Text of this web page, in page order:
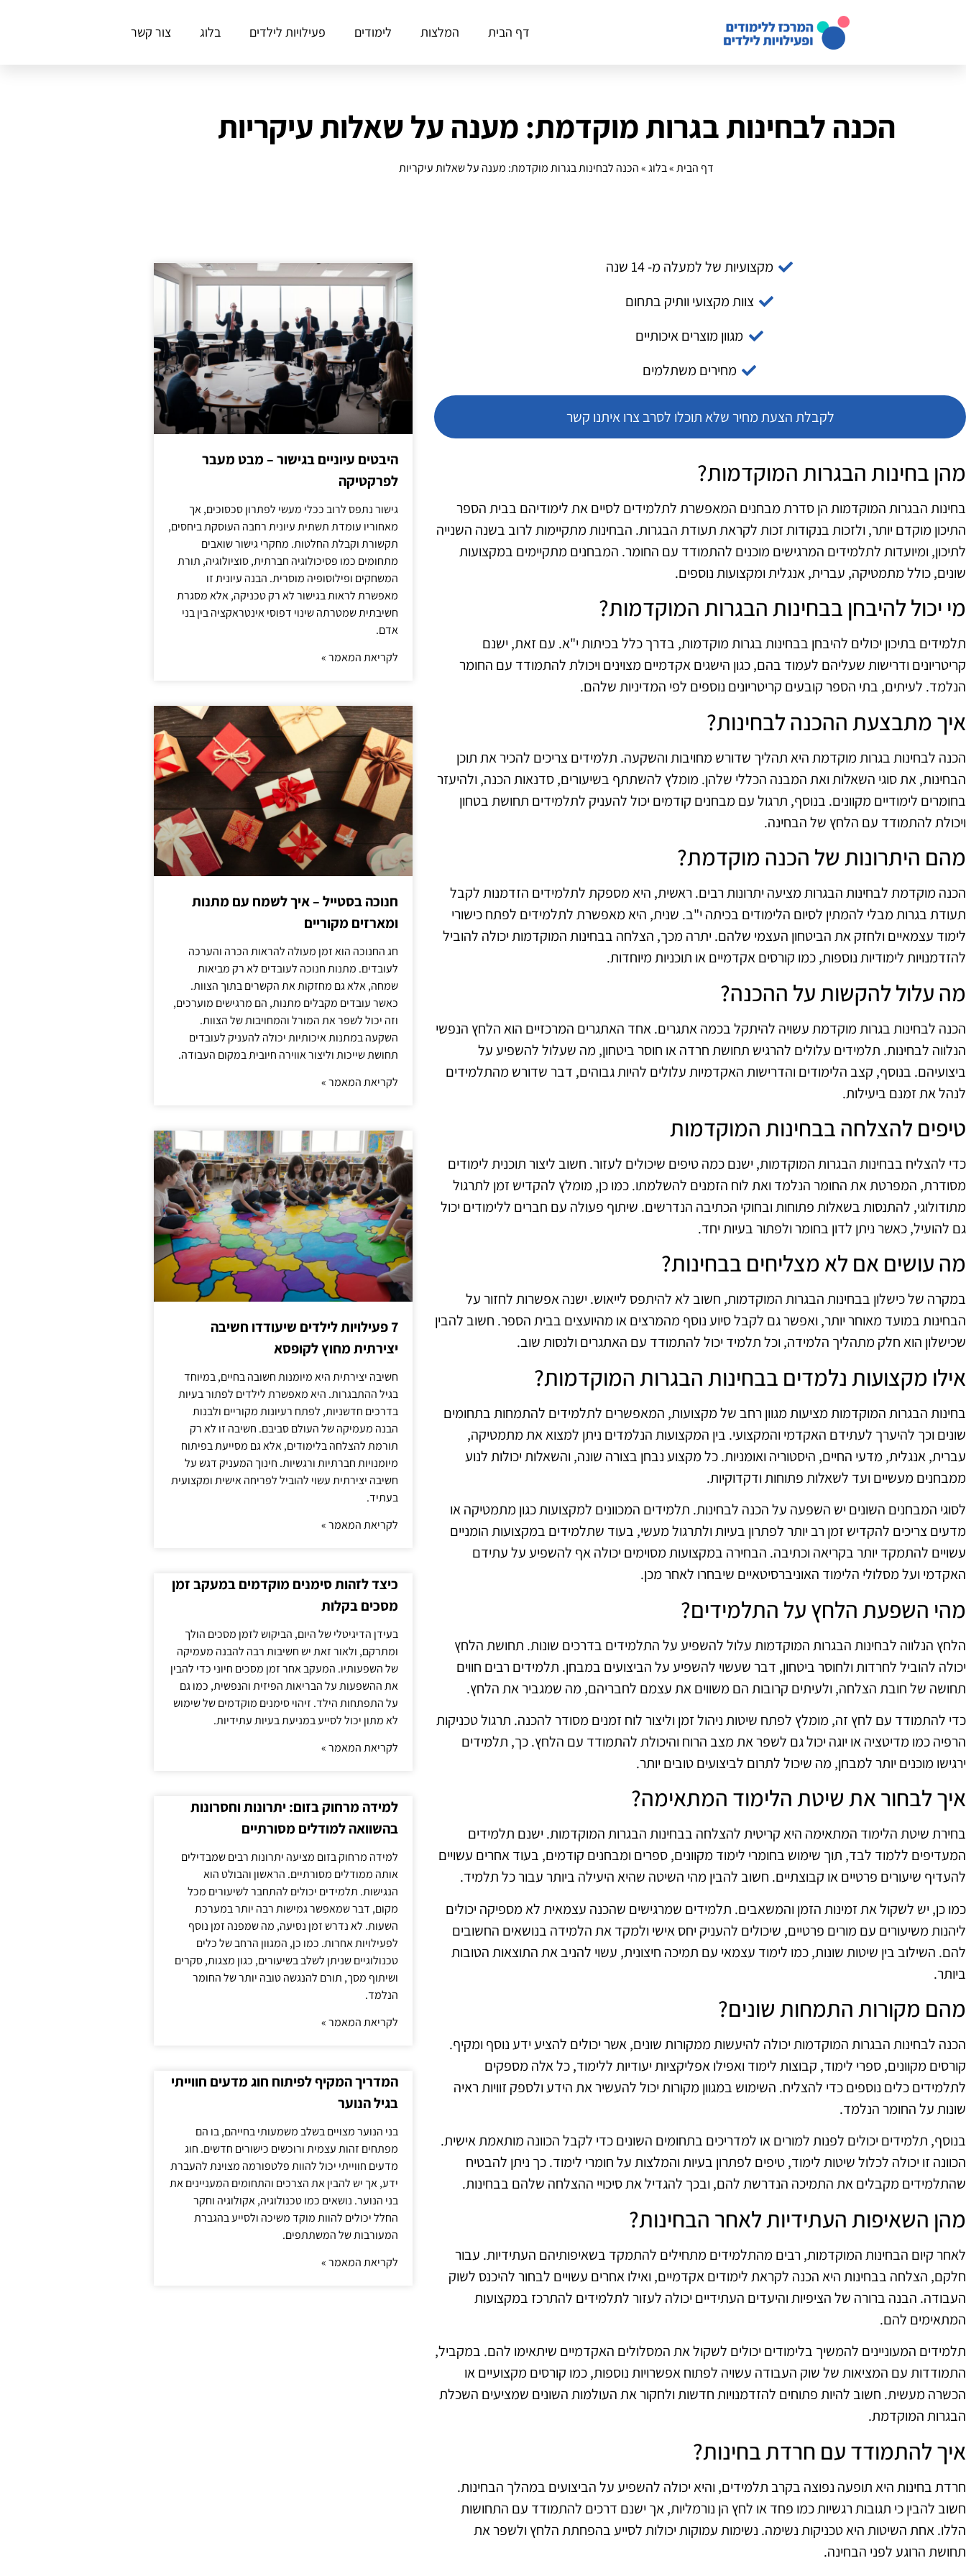
דף הבית המלצות לימודים פעילויות לילדים בלוג צור קשר
הכנה לבחינות בגרות מוקדמת: מענה על שאלות עיקריות
דף הבית»בלוג»הכנה לבחינות בגרות מוקדמת: מענה על שאלות עיקריות
מקצועיות של למעלה מ- 14 שנה
צוות מקצועי וותיק בתחום
מגוון מוצרים איכותיים
מחירים משתלמים
לקבלת הצעת מחיר שלא תוכלו לסרב צרו איתנו קשר
מהן בחינות הבגרות המוקדמות?
בחינות הבגרות המוקדמות הן סדרת מבחנים המאפשרת לתלמידים לסיים את לימודיהם בבית הספר
התיכון מוקדם יותר, ולזכות בנקודות זכות לקראת תעודת הבגרות. הבחינות מתקיימות לרוב בשנה השנייה
לתיכון, ומיועדות לתלמידים המרגישים מוכנים להתמודד עם החומר. המבחנים מתקיימים במקצועות
שונים, כולל מתמטיקה, עברית, אנגלית ומקצועות נוספים.
מי יכול להיבחן בבחינות הבגרות המוקדמות?
תלמידים בתיכון יכולים להיבחן בבחינות בגרות מוקדמות, בדרך כלל בכיתות י"א. עם זאת, ישנם
קריטריונים ודרישות שעליהם לעמוד בהם, כגון הישגים אקדמיים מצוינים ויכולת להתמודד עם החומר
הנלמד. לעיתים, בתי הספר קובעים קריטריונים נוספים לפי המדיניות שלהם.
איך מתבצעת ההכנה לבחינות?
הכנה לבחינות בגרות מוקדמת היא תהליך שדורש מחויבות והשקעה. תלמידים צריכים להכיר את תוכן
הבחינות, את סוגי השאלות ואת המבנה הכללי שלהן. מומלץ להשתתף בשיעורים, סדנאות הכנה, ולהיעזר
בחומרים לימודיים מקוונים. בנוסף, תרגול עם מבחנים קודמים יכול להעניק לתלמידים תחושת בטחון
ויכולת להתמודד עם הלחץ של הבחינה.
מהם היתרונות של הכנה מוקדמת?
הכנה מוקדמת לבחינות הבגרות מציעה יתרונות רבים. ראשית, היא מספקת לתלמידים הזדמנות לקבל
תעודת בגרות מבלי להמתין לסיום הלימודים בכיתה י"ב. שנית, היא מאפשרת לתלמידים לפתח כישורי
לימוד עצמאיים ולחזק את הביטחון העצמי שלהם. יתרה מכך, הצלחה בבחינות המוקדמות יכולה להוביל
להזדמנויות לימודיות נוספות, כמו קורסים אקדמיים או תוכניות מיוחדות.
מה עלול להקשות על ההכנה?
הכנה לבחינות בגרות מוקדמת עשויה להיתקל בכמה אתגרים. אחד האתגרים המרכזיים הוא הלחץ הנפשי
הנלווה לבחינות. תלמידים עלולים להרגיש תחושת חרדה או חוסר ביטחון, מה שעלול להשפיע על
ביצועיהם. בנוסף, קצב הלימודים והדרישות האקדמיות עלולים להיות גבוהים, דבר שדורש מהתלמידים
לנהל את זמנם ביעילות.
טיפים להצלחה בבחינות המוקדמות
כדי להצליח בבחינות הבגרות המוקדמות, ישנם כמה טיפים שיכולים לעזור. חשוב ליצור תוכנית לימודים
מסודרת, המפרטת את החומר הנלמד ואת לוח הזמנים להשלמתו. כמו כן, מומלץ להקדיש זמן לתרגול
מתודולוגי, להתנסות בשאלות פתוחות ובחוקי הכתיבה הנדרשים. שיתוף פעולה עם חברים ללימודים יכול
גם להועיל, כאשר ניתן לדון בחומר ולפתור בעיות יחד.
מה עושים אם לא מצליחים בבחינות?
במקרה של כישלון בבחינות הבגרות המוקדמות, חשוב לא להיתפס לייאוש. ישנה אפשרות לחזור על
הבחינות במועד מאוחר יותר, ואפשר גם לקבל סיוע נוסף מהמרצים או מהיועצים בבית הספר. חשוב להבין
שכישלון הוא חלק מתהליך הלמידה, וכל תלמיד יכול להתמודד עם האתגרים ולנסות שוב.
אילו מקצועות נלמדים בבחינות הבגרות המוקדמות?
בחינות הבגרות המוקדמות מציעות מגוון רחב של מקצועות, המאפשרים לתלמידים להתמחות בתחומים
שונים וכך להיערך לעתידם האקדמי והמקצועי. בין המקצועות הנלמדים ניתן למצוא את מתמטיקה,
עברית, אנגלית, מדעי החיים, היסטוריה ואומניות. כל מקצוע נבחן בצורה שונה, והשאלות יכולות לנוע
ממבחנים מעשיים ועד לשאלות פתוחות ודקדוקיות.
לסוגי המבחנים השונים יש השפעה על הכנה לבחינות. תלמידים המכוונים למקצועות כגון מתמטיקה או
מדעים צריכים להקדיש זמן רב יותר לפתרון בעיות ולתרגול מעשי, בעוד שתלמידים במקצועות הומניים
עשויים להתמקד יותר בקריאה וכתיבה. הבחירה במקצועות מסוימים יכולה אף להשפיע על עתידם
האקדמי ועל מסלולי הלימוד האוניברסיטאיים שיבחרו לאחר מכן.
מהי השפעת הלחץ על התלמידים?
הלחץ הנלווה לבחינות הבגרות המוקדמות עלול להשפיע על התלמידים בדרכים שונות. תחושת הלחץ
יכולה להוביל לחרדות ולחוסר ביטחון, דבר שעשוי להשפיע על הביצועים במבחן. תלמידים רבים חווים
תחושה של חובת הצלחה, ולעיתים קרובות הם משווים את עצמם לחבריהם, מה שמגביר את הלחץ.
כדי להתמודד עם לחץ זה, מומלץ לפתח שיטות ניהול זמן וליצור לוח זמנים מסודר להכנה. תרגול טכניקות
הרפיה כמו מדיטציה או יוגה יכול גם לשפר את מצב הרוח והיכולת להתמודד עם הלחץ. כך, תלמידים
ירגישו מוכנים יותר למבחן, מה שיכול לתרום לביצועים טובים יותר.
איך לבחור את שיטת הלימוד המתאימה?
בחירת שיטת הלימוד המתאימה היא קריטית להצלחה בבחינות הבגרות המוקדמות. ישנם תלמידים
המעדיפים ללמוד לבד, תוך שימוש בחומרי לימוד מקוונים, ספרים ומבחנים קודמים, בעוד אחרים עשויים
להעדיף שיעורים פרטיים או קבוצתיים. חשוב להבין מהי השיטה שהיא היעילה ביותר עבור כל תלמיד.
כמו כן, יש לשקול את זמינות הזמן והמשאבים. תלמידים שמרגישים שהכנה עצמאית לא מספיקה יכולים
ליהנות משיעורים עם מורים פרטיים, שיכולים להעניק יחס אישי ולמקד את הלמידה בנושאים החשובים
להם. השילוב בין שיטות שונות, כמו לימוד עצמאי עם תמיכה חיצונית, עשוי להניב את התוצאות הטובות
ביותר.
מהם מקורות התמחות שונים?
הכנה לבחינות הבגרות המוקדמות יכולה להיעשות ממקורות שונים, אשר יכולים להציע ידע נוסף ומקיף.
קורסים מקוונים, ספרי לימוד, קבוצות לימוד ואפילו אפליקציות יעודיות ללימוד, כל אלה מספקים
לתלמידים כלים נוספים כדי להצליח. השימוש במגוון מקורות יכול להעשיר את הידע ולספק זוויות ראיה
שונות על החומר הנלמד.
בנוסף, תלמידים יכולים לפנות למורים או למדריכים בתחומים השונים כדי לקבל הכוונה מותאמת אישית.
הכוונה זו יכולה לכלול שיטות לימוד, טיפים לפתרון בעיות והמלצות על חומרי לימוד. כך ניתן להבטיח
שהתלמידים מקבלים את התמיכה הנדרשת להם, ובכך להגדיל את סיכויי ההצלחה שלהם בבחינות.
מהן השאיפות העתידיות לאחר הבחינות?
לאחר קיום הבחינות המוקדמות, רבים מהתלמידים מתחילים להתמקד בשאיפותיהם העתידיות. עבור
חלקם, הצלחה בבחינות היא הכנה לקראת לימודים אקדמיים, ואילו אחרים עשויים לבחור להיכנס לשוק
העבודה. הבנה ברורה של הציפיות והיעדים העתידיים יכולה לעזור לתלמידים להתרכז במקצועות
המתאימים להם.
תלמידים המעוניינים להמשיך בלימודים יכולים לשקול את המסלולים האקדמיים שיתאימו להם. במקביל,
התמודדות עם המציאות של שוק העבודה עשויה לפתוח אפשרויות נוספות, כמו קורסים מקצועיים או
הכשרה מעשית. חשוב להיות פתוחים להזדמנויות חדשות ולחקור את העולמות השונים שמציעים השכלת
הבגרות המוקדמת.
איך להתמודד עם חרדת בחינות?
חרדת בחינות היא תופעה נפוצה בקרב תלמידים, והיא יכולה להשפיע על הביצועים במהלך הבחינות.
חשוב להבין כי תגובות רגשיות כמו פחד או לחץ הן נורמליות, אך ישנם דרכים להתמודד עם התחושות
הללו. אחת השיטות היא טכניקות נשימה. נשימות עמוקות יכולות לסייע בהפחתת הלחץ ולשפר את
תחושת הרוגע לפני הבחינה.
היבטים עיוניים בגישור – מבט מעבר
לפרקטיקה
גישור נתפס לרוב ככלי מעשי לפתרון סכסוכים, אך
מאחוריו עומדת תשתית עיונית רחבה העוסקת ביחסים,
תקשורת וקבלת החלטות. מחקרי גישור שואבים
מתחומים כמו פסיכולוגיה חברתית, סוציולוגיה, תורת
המשחקים ופילוסופיה מוסרית. הבנה עיונית זו
מאפשרת לראות בגישור לא רק טכניקה, אלא מסגרת
חשיבתית שמטרתה שינוי דפוסי אינטראקציה בין בני
אדם.
לקריאת המאמר »
חנוכה בסטייל – איך לשמח עם מתנות
ומארזים מקוריים
חג החנוכה הוא זמן מעולה להראות הכרה והערכה
לעובדים. מתנות חנוכה לעובדים לא רק מביאות
שמחה, אלא גם מחזקות את הקשרים בתוך הצוות.
כאשר עובדים מקבלים מתנות, הם מרגישים מוערכים,
וזה יכול לשפר את המורל והמחויבות של הצוות.
השקעה במתנות איכותיות יכולה להעניק לעובדים
תחושת שייכות וליצור אווירה חיובית במקום העבודה.
לקריאת המאמר »
7 פעילויות לילדים שיעודדו חשיבה
יצירתית מחוץ לקופסא
חשיבה יצירתית היא מיומנות חשובה בחיים, במיוחד
בגיל ההתבגרות. היא מאפשרת לילדים לפתור בעיות
בדרכים חדשניות, לפתח רעיונות מקוריים ולבנות
הבנה מעמיקה של העולם סביבם. חשיבה זו לא רק
תורמת להצלחה בלימודים, אלא גם מסייעת בפיתוח
מיומנויות חברתיות ורגשיות. חינוך המעניק דגש על
חשיבה יצירתית עשוי להוביל לפריחה אישית ומקצועית
בעתיד.
לקריאת המאמר »
כיצד לזהות סימנים מוקדמים במעקב זמן
מסכים בקלות
בעידן הדיגיטלי של היום, הביקוש לזמן מסכים הולך
ומתרקם, ולאור זאת יש חשיבות רבה להבנה מעמיקה
של השפעותיו. המעקב אחר זמן מסכים חיוני כדי להבין
את ההשפעות על הבריאות הפיזית והנפשית, כמו גם
על התפתחות הילד. זיהוי סימנים מוקדמים של שימוש
לא מתון יכול לסייע במניעת בעיות עתידיות.
לקריאת המאמר »
למידה מרחוק בזום: יתרונות וחסרונות
בהשוואה למודלים מסורתיים
למידה מרחוק בזום מציעה יתרונות רבים שמבדילים
אותה ממודלים מסורתיים. הראשון והבולט הוא
הנגישות. תלמידים יכולים להתחבר לשיעורים מכל
מקום, דבר שמאפשר גמישות רבה יותר במערכת
השעות. לא נדרש זמן נסיעה, מה שמפנה זמן נוסף
לפעילויות אחרות. כמו כן, המגוון הרחב של כלים
טכנולוגיים שניתן לשלב בשיעורים, כגון מצגות, סקרים
ושיתוף מסך, תורם להנגשה טובה יותר של החומר
הנלמד.
לקריאת המאמר »
המדריך המקיף לפיתוח חוג מדעים חווייתי
בגיל הנוער
בני הנוער מצויים בשלב משמעותי בחייהם, בו הם
מפתחים זהות עצמית ורוכשים כישורים חדשים. חוג
מדעים חווייתי יכול להוות פלטפורמה מצוינת להעברת
ידע, אך יש להבין את הצרכים והתחומים המעניינים את
בני הנוער. נושאים כמו טכנולוגיה, אקולוגיה וחקר
החלל יכולים להוות מוקד משיכה ולסייע בהגברת
המעורבות של המשתתפים.
לקריאת המאמר »